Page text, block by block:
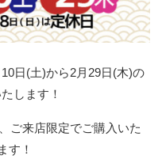
日(土)から2月29日(木)の
します！
ご来店限定でご購入いた
す！